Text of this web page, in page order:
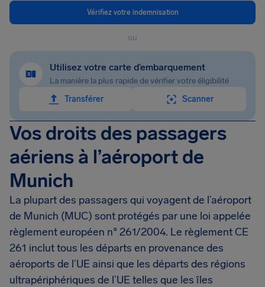
Vérifiez votre indemnisation
ou
Utilisez votre carte d’embarquement
La manière la plus rapide de vérifier votre éligibilité
Transférer
Scanner
Vos droits des passagers
aériens à l’aéroport de
Munich
La plupart des passagers qui voyagent de l’aéroport
de Munich (MUC) sont protégés par une loi appelée
règlement européen n° 261/2004. Le règlement CE
261 inclut tous les départs en provenance des
aéroports de l’UE ainsi que les départs des régions
ultrapériphériques de l’UE telles que les îles